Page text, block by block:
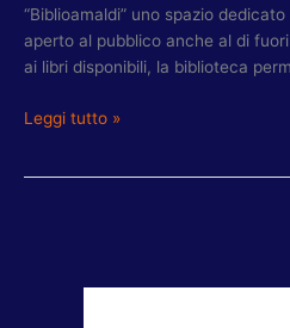
“Biblioamaldi” uno spazio
aperto al pubblico anche al di
ai libri disponibili, la biblioteca
Leggi tutto »